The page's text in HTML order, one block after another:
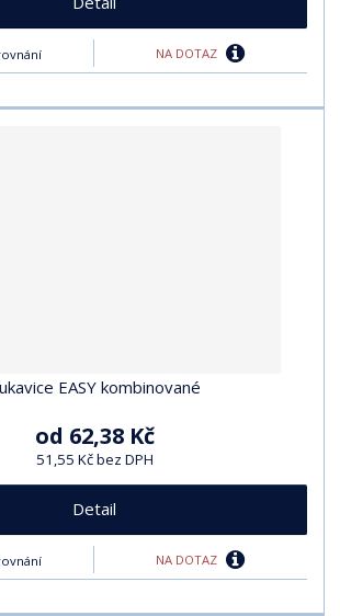
NA DOTAZ
EASY kombinované
od 62,38 Kč
51,55 Kč bez DPH
Detail
NA DOTAZ